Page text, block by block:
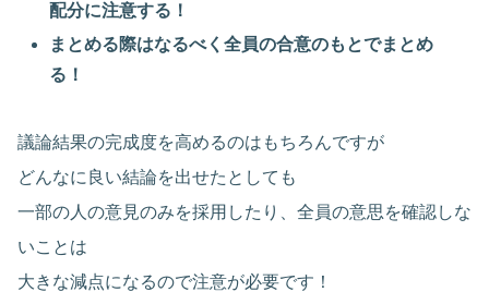
配分に注意する！
まとめる際はなるべく全員の合意のもとでまとめ
る！
議論結果の完成度を高めるのはもちろんですが
どんなに良い結論を出せたとしても
一部の人の意見のみを採用したり、全員の意思を確認しな
いことは
大きな減点になるので注意が必要です！